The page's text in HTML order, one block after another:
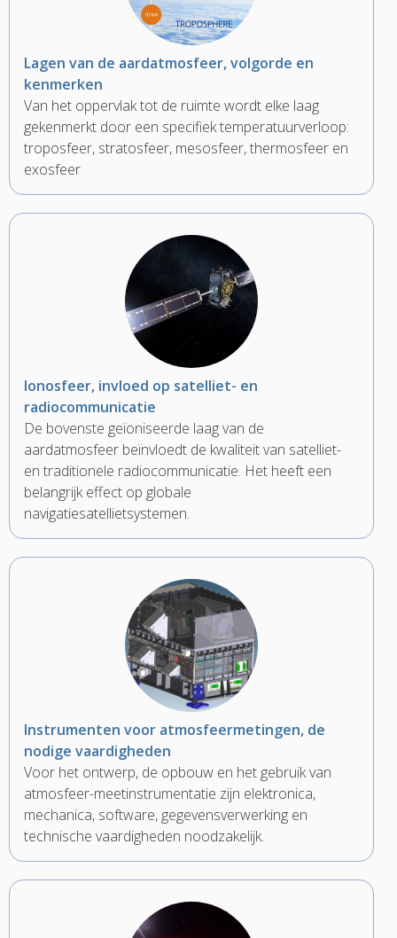
Lagen van de aardatmosfeer, volgorde en
kenmerken
Van het oppervlak tot de ruimte wordt elke laag
gekenmerkt door een specifiek temperatuurverloop:
troposfeer, stratosfeer, mesosfeer, thermosfeer en
exosfeer
Ionosfeer, invloed op satelliet- en
radiocommunicatie
De bovenste geïoniseerde laag van de
aardatmosfeer beïnvloedt de kwaliteit van satelliet-
en traditionele radiocommunicatie. Het heeft een
belangrijk effect op globale
navigatiesatellietsystemen.
Instrumenten voor atmosfeermetingen, de
nodige vaardigheden
Voor het ontwerp, de opbouw en het gebruik van
atmosfeer-meetinstrumentatie zijn elektronica,
mechanica, software, gegevensverwerking en
technische vaardigheden noodzakelijk.